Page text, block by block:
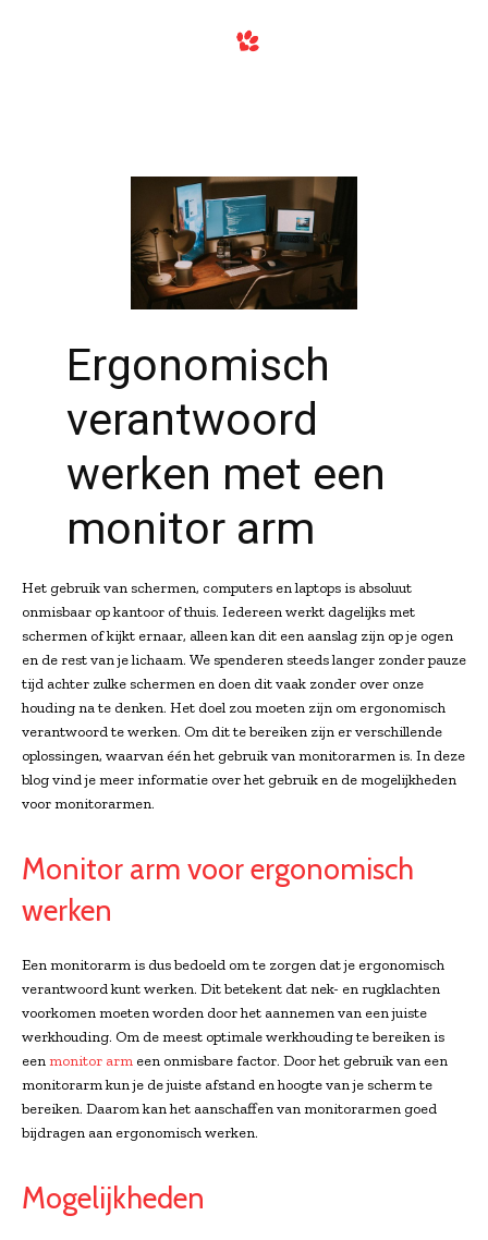
Ergonomisch
verantwoord
werken met een
monitor arm
Het gebruik van schermen, computers en laptops is absoluut
onmisbaar op kantoor of thuis. Iedereen werkt dagelijks met
schermen of kijkt ernaar, alleen kan dit een aanslag zijn op je ogen
en de rest van je lichaam. We spenderen steeds langer zonder pauze
tijd achter zulke schermen en doen dit vaak zonder over onze
houding na te denken. Het doel zou moeten zijn om ergonomisch
verantwoord te werken. Om dit te bereiken zijn er verschillende
oplossingen, waarvan één het gebruik van monitorarmen is. In deze
blog vind je meer informatie over het gebruik en de mogelijkheden
voor monitorarmen.
Monitor arm voor ergonomisch
werken
Een monitorarm is dus bedoeld om te zorgen dat je ergonomisch
verantwoord kunt werken. Dit betekent dat nek- en rugklachten
voorkomen moeten worden door het aannemen van een juiste
werkhouding. Om de meest optimale werkhouding te bereiken is
eenmonitor arm een onmisbare factor. Door het gebruik van een
monitorarm kun je de juiste afstand en hoogte van je scherm te
bereiken. Daarom kan het aanschaffen van monitorarmen goed
bijdragen aan ergonomisch werken.
Mogelijkheden